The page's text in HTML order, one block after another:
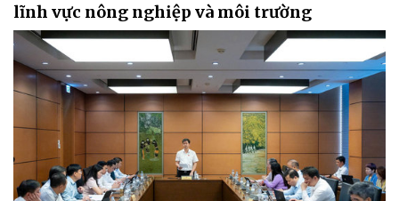
lĩnh vực nông nghiệp và môi trường